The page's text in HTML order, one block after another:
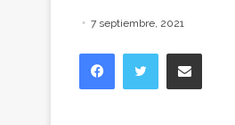
7 septiembre, 2021
Facebook